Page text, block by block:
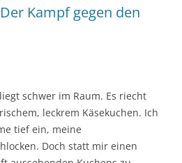
Kampf gegen den
schwer im Raum. Es riecht
leckrem Käsekuchen. Ich
tief ein, meine
Doch statt mir einen